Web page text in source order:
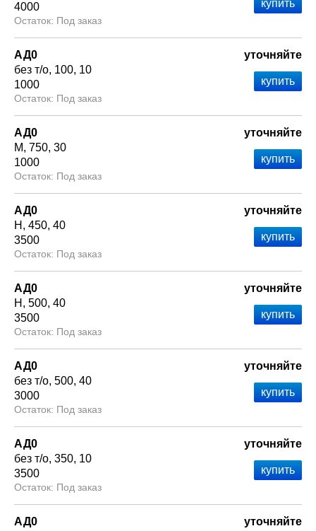
4000
Под заказ
АД0
без т/о 100 10
1000
Под заказ
уточняйте
АД0
М 750 30
1000
Под заказ
уточняйте
АД0
Н
450 40
3500
Под заказ
уточняйте
АД0
Н
500 40
3500
Под заказ
уточняйте
АД0
без т/о 500 40
3000
Под заказ
уточняйте
АД0
без т/о 350 10
3500
Под заказ
уточняйте
АД0
уточняйте